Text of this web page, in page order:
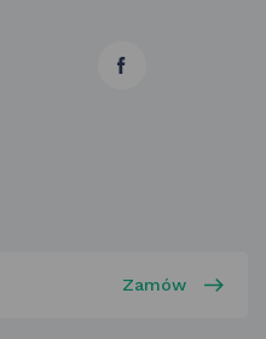
link